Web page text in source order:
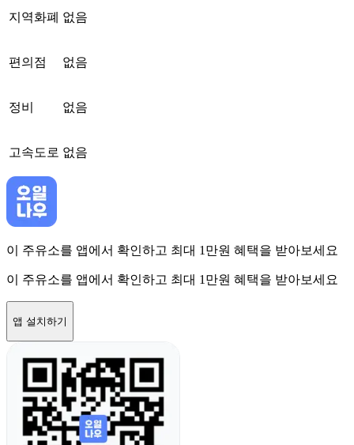
지역화폐 없음
편의점 없음
정비 없음
고속도로 없음
이 주유소를 앱에서 확인하고 최대 1만원 혜택을 받아보세요
이 주유소를 앱에서 확인하고 최대 1만원 혜택을 받아보세요
앱 설치하기